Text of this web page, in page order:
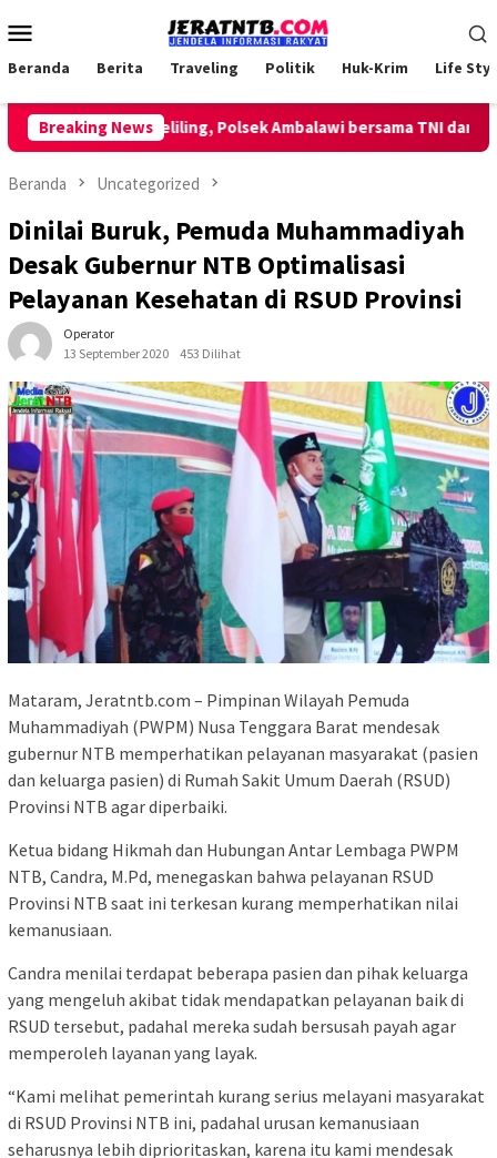
ke
Mobile
Beranda Berita Traveling Politik Huk-Krim Life
Breaking News
Patroli Keliling, Polsek Ambalawi bersama TNI dan
Beranda Uncategorized
Dinilai Buruk, Pemuda Muhammadiyah
Desak Gubernur NTB Optimalisasi
Pelayanan Kesehatan di RSUD Provinsi
Operator
13 September 2020
453 Dilihat
Mataram, Jeratntb.com – Pimpinan Wilayah Pemuda
Muhammadiyah (PWPM) Nusa Tenggara Barat mendesak
gubernur NTB memperhatikan pelayanan masyarakat (pasien
dan keluarga pasien) di Rumah Sakit Umum Daerah (RSUD)
Provinsi NTB agar diperbaiki.
Ketua bidang Hikmah dan Hubungan Antar Lembaga PWPM
NTB, Candra, M.Pd, menegaskan bahwa pelayanan RSUD
Provinsi NTB saat ini terkesan kurang memperhatikan nilai
kemanusiaan.
Candra menilai terdapat beberapa pasien dan pihak keluarga
yang mengeluh akibat tidak mendapatkan pelayanan baik di
RSUD tersebut, padahal mereka sudah bersusah payah agar
memperoleh layanan yang layak.
“Kami melihat pemerintah kurang serius melayani masyarakat
di RSUD Provinsi NTB ini, padahal urusan kemanusiaan
seharusnya lebih diprioritaskan, karena itu kami mendesak